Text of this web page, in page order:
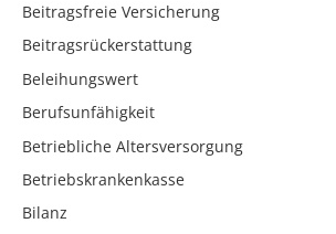
Beitragsfreie Versicherung
Beitragsrückerstattung
Beleihungswert
Berufsunfähigkeit
Betriebliche Altersversorgung
Betriebskrankenkasse
Bilanz